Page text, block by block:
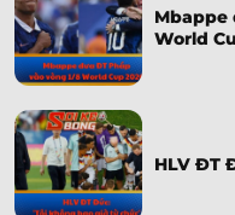
Mbappe
World
HLV ĐT